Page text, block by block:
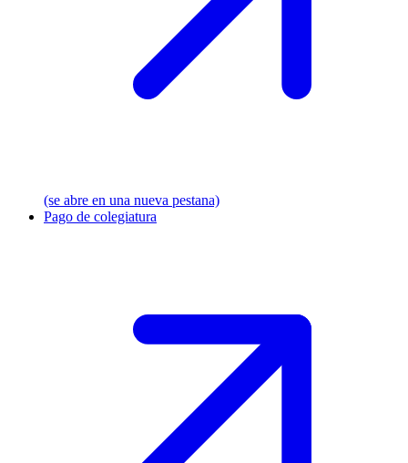
(se abre en una nueva pestana)
Pago de colegiatura